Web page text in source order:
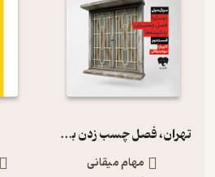
تهران، فصل چسب زدن به شیشه‌ها (قسمت دوم)
مهام میقانی